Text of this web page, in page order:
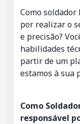
Como soldador
por realizar o
e precisão?
habilidades
partir de um
estamos à sua
Como
responsável